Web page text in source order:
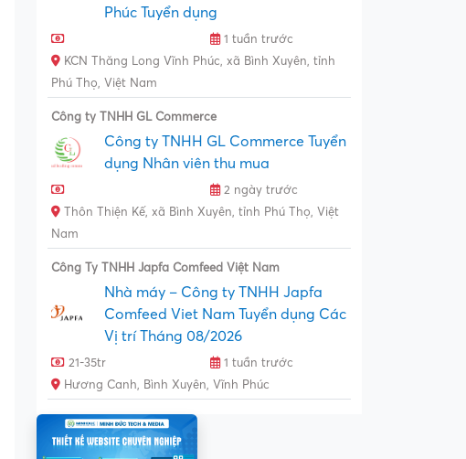
Phúc Tuyển dụng
1 tuần trước
KCN Thăng Long Vĩnh Phúc, xã Bình Xuyên, tỉnh
Phú Thọ, Việt Nam
Công ty TNHH GL Commerce
Công ty TNHH GL Commerce Tuyển
dụng Nhân viên thu mua
2 ngày trước
Thôn Thiện Kế, xã Bình Xuyên, tỉnh Phú Thọ, Việt
Nam
Công Ty TNHH Japfa Comfeed Việt Nam
Nhà máy – Công ty TNHH Japfa
Comfeed Viet Nam Tuyển dụng Các
Vị trí Tháng 08/2026
21-35tr
1 tuần trước
Hương Canh, Bình Xuyên, Vĩnh Phúc